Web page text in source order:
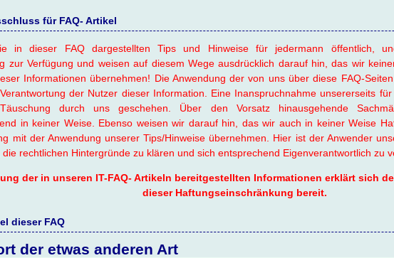
für FAQ- Artikel
in dieser FAQ dargestellten Tips und Hinweise für jedermann öffentlich,
zur Verfügung und weisen auf diesem Wege ausdrücklich darauf hin, das wir
Informationen übernehmen! Die Anwendung der von uns über diese FAQ-
der Nutzer dieser Information. Eine Inanspruchnahme unsererseits
durch uns geschehen. Über den Vorsatz hinausgehende
in keiner Weise. Ebenso weisen wir darauf hin, das wir auch in keiner Weise
mit der Anwendung unserer Tips/Hinweise übernehmen. Hier ist der Anwender
rechtlichen Hintergründe zu klären und sich entsprechend Eigenverantwortlich zu
der in unseren IT-FAQ- Artikeln bereitgestellten Informationen erklärt sich
dieser Haftungseinschränkung bereit.
dieser FAQ
der etwas anderen Art